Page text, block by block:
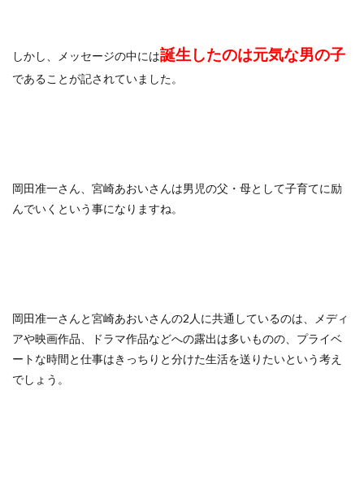
しかし、メッセージの中には誕生したのは元気な男の子
であることが記されていました。
岡田准一さん、宮崎あおいさんは男児の父・母として子育てに励
んでいくという事になりますね。
岡田准一さんと宮崎あおいさんの2人に共通しているのは、メディ
アや映画作品、ドラマ作品などへの露出は多いものの、プライベ
ートな時間と仕事はきっちりと分けた生活を送りたいという考え
でしょう。